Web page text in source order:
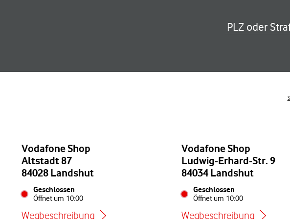
PLZ oder
Vodafone Shop
Altstadt 87
84028 Landshut
Geschlossen
Öffnet um 10:00
Wegbeschreibung
Vodafone Shop
Ludwig-Erhard-Str. 9
84034 Landshut
Geschlossen
Öffnet um 10:00
Wegbeschreibung